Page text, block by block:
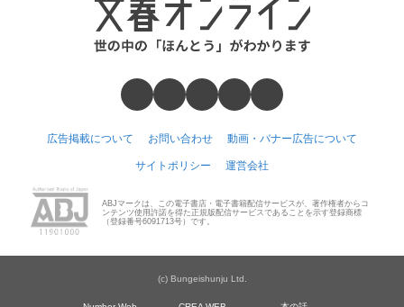
広告掲載について お問い合わせ 動画・バナー広告について
サイトポリシー 運営会社
ABJマークは、この電子書店・電子書籍配信サービスが、著作権者からコ
ンテンツ使用許諾を得た正規版配信サービスであることを示す登録商標
（登録番号6091713号）です。
(c) Bungeishunju Ltd.